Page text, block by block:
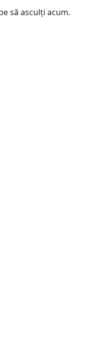
să asculți acum.